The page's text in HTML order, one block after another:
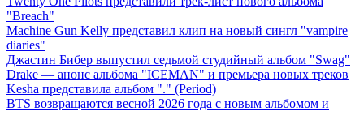
"Breach"
Machine Gun Kelly представил клип на новый сингл "vampire
diaries"
Джастин Бибер выпустил седьмой студийный альбом "Swag"
Drake — анонс альбома "ICEMAN" и премьера новых треков
Kesha представила альбом "." (Period)
BTS возвращаются весной 2026 года с новым альбомом и